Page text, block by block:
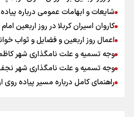
شایعات و ابهامات عمومی درباره پیاده
کاروان اسیران کربلا در روز اربعین
اعمال روز اربعین و فضایل و ثواب
وجه تسمیه و علت نامگذاری شهر
وجه تسمیه و علت نامگذاری شهر
راهنمای کامل درباره مسیر پیاده روی